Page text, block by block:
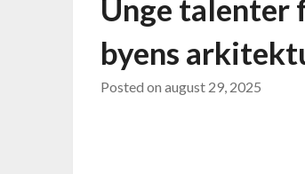
Unge talenter
byens
Posted onaugust 29, 2025